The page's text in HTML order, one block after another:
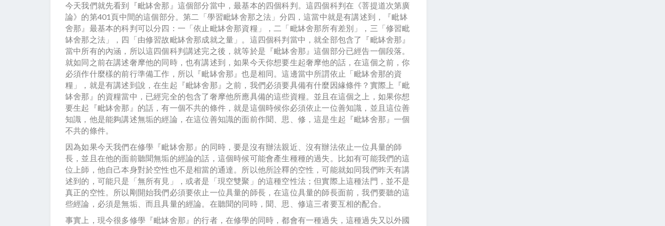
今天我們就先看到『毗缽舍那』這個部分當中，最基本的四個科判。這四個科判在《菩提道次第廣
論》的第401頁中間的這個部分。第二「學習毗缽舍那之法」分四，這當中就是有講述到，『毗缽
舍那』最基本的科判可以分四：一「依止毗缽舍那資糧」，二「毗缽舍那所有差別」，三「修習毗
缽舍那之法」，四「由修習故毗缽舍那成就之量」。這四個科判當中，就全部包含了『毗缽舍那』
當中所有的內涵，所以這四個科判講述完之後，就等於是『毗缽舍那』這個部分已經告一個段落。
就如同之前在講述奢摩他的同時，也有講述到，如果今天你想要生起奢摩他的話，在這個之前，你
必須作什麼樣的前行準備工作，所以『毗缽舍那』也是相同。這邊當中所謂依止「毗缽舍那的資
糧」，就是有講述到說，在生起『毗缽舍那』之前，我們必須要具備有什麼因緣條件？實際上『毗
缽舍那』的資糧當中，已經完全的包含了奢摩他所應具備的這些資糧。並且在這個之上，如果你想
要生起『毗缽舍那』的話，有一個不共的條件，就是這個時候你必須依止一位善知識，並且這位善
知識，他是能夠講述無垢的經論，在這位善知識的面前作聞、思、修，這是生起『毗缽舍那』一個
不共的條件。
因為如果今天我們在修學『毗缽舍那』的同時，要是沒有辦法親近、沒有辦法依止一位具量的師
長，並且在他的面前聽聞無垢的經論的話，這個時候可能會產生種種的過失。比如有可能我們的這
位上師，他自己本身對於空性也不是相當的通達。所以他所詮釋的空性，可能就如同我們昨天有講
述到的，可能只是「無所有見」，或者是「現空雙聚」的這種空性法；但實際上這種法門，並不是
真正的空性。所以剛開始我們必須要依止一位具量的師長，在這位具量的師長面前，我們要聽的這
些經論，必須是無垢、而且具量的經論。在聽聞的同時，聞、思、修這三者要互相的配合。
事實上，現今很多修學『毗缽舍那』的行者，在修學的同時，都會有一種過失，這種過失又以外國